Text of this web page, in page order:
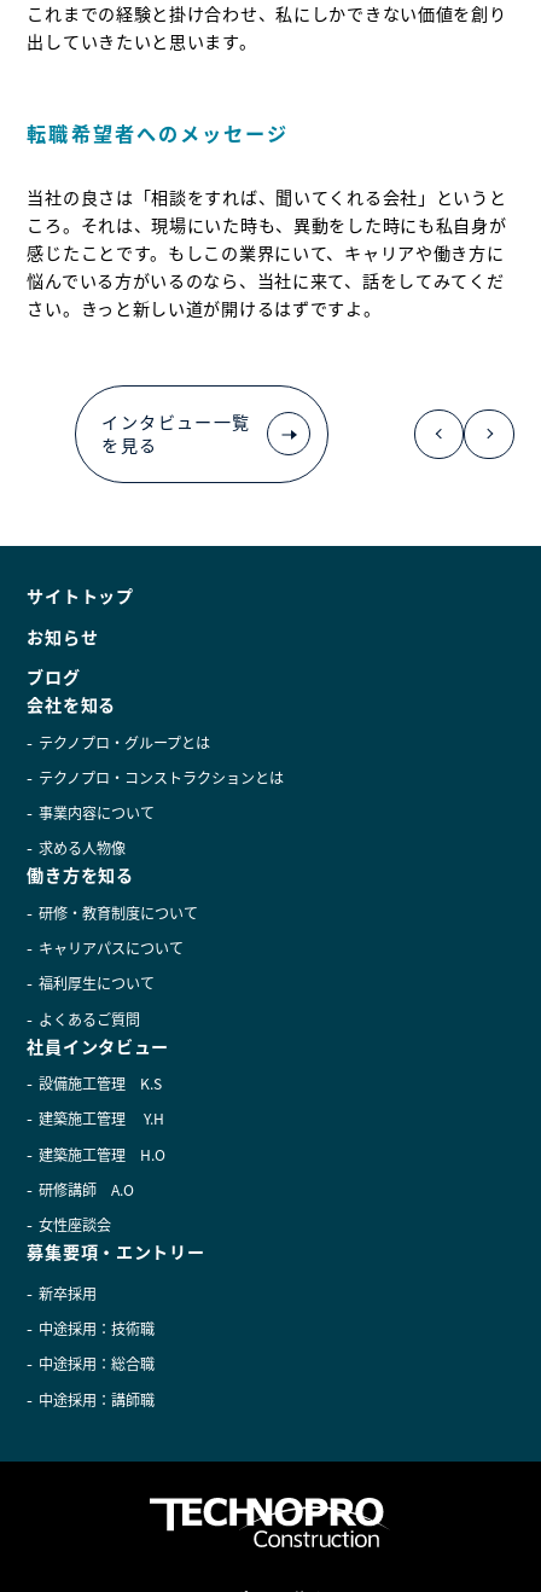
これまでの経験と掛け合わせ、私にしかできない価値を創り
出していきたいと思います。
転職希望者へのメッセージ
当社の良さは「相談をすれば、聞いてくれる会社」というと
ころ。それは、現場にいた時も、異動をした時にも私自身が
感じたことです。もしこの業界にいて、キャリアや働き方に
悩んでいる方がいるのなら、当社に来て、話をしてみてくだ
さい。きっと新しい道が開けるはずですよ。
インタビュー一覧
を見る
サイトトップ
お知らせ
ブログ
会社を知る
テクノプロ・グループとは
テクノプロ・コンストラクションとは
事業内容について
求める人物像
働き方を知る
研修・教育制度について
キャリアパスについて
福利厚生について
よくあるご質問
社員インタビュー
設備施工管理 K.S
建築施工管理 Y.H
建築施工管理 H.O
研修講師 A.O
女性座談会
募集要項・エントリー
新卒採用
中途採用：技術職
中途採用：総合職
中途採用：講師職